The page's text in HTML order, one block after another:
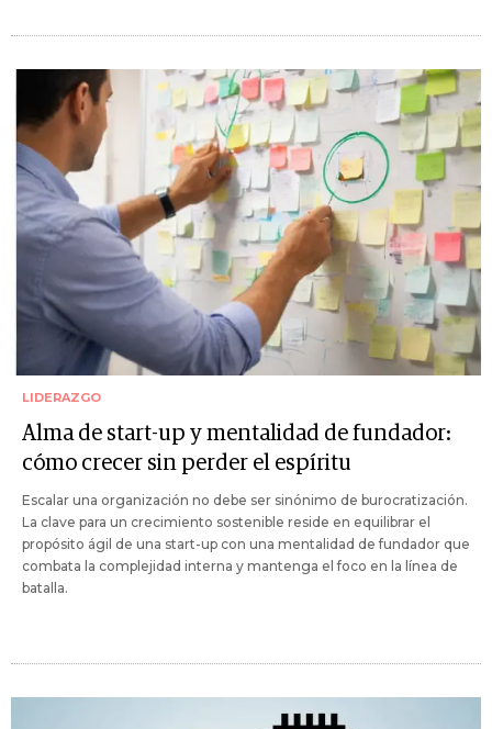
LIDERAZGO
Alma de start-up y mentalidad de fundador:
cómo crecer sin perder el espíritu
Escalar una organización no debe ser sinónimo de burocratización.
La clave para un crecimiento sostenible reside en equilibrar el
propósito ágil de una start-up con una mentalidad de fundador que
combata la complejidad interna y mantenga el foco en la línea de
batalla.